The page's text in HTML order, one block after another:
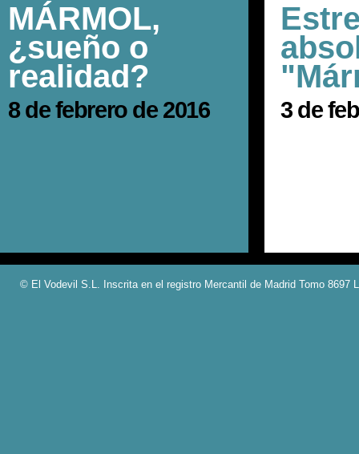
MÁRMOL,
¿sueño o
realidad?
8 de febrero de 2016 3 de
© El Vodevil S.L. Inscrita en el registro Mercantil de Madrid Tomo 8697